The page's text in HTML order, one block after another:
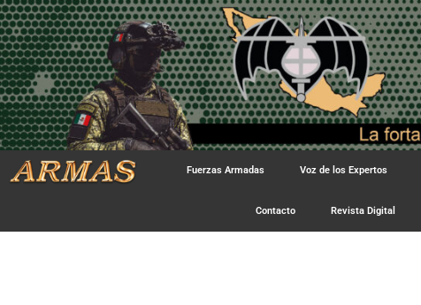
Fuerzas Armadas Voz de los Expertos
Contacto Revista Digital